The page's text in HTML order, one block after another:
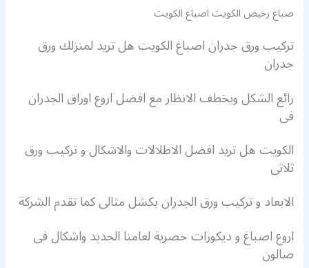
صباغ رخيص الكويت اصباغ الكويت
تركيب ورق جدران اصباغ الكويت هل تريد لمنزلك ورق
جدران
رائع الشكل ويخطف الانظار مع افضل اروع اوراق الجدران
فى
الكويت هل تريد افضل الاطلالات والاشكال و تركيب ورق
ثلاثى
الابعاد و تركيب ورق الجدران بكشل مثالى كما تقدم الشركة
اروع اصباغ و ديكورات حصرية لعامنا الجديد واشكال فى
صالون